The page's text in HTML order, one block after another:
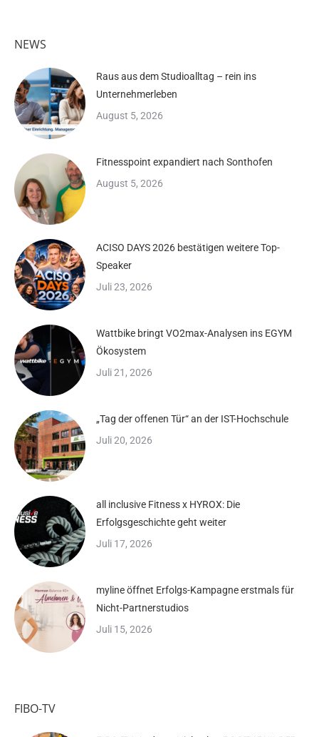
NEWS
Raus aus dem Studioalltag – rein ins
Unternehmerleben
August 5, 2026
Fitnesspoint expandiert nach Sonthofen
August 5, 2026
ACISO DAYS 2026 bestätigen weitere Top-
Speaker
Juli 23, 2026
Wattbike bringt VO2max-Analysen ins EGYM
Ökosystem
Juli 21, 2026
„Tag der offenen Tür“ an der IST-Hochschule
Juli 20, 2026
all inclusive Fitness x HYROX: Die
Erfolgsgeschichte geht weiter
Juli 17, 2026
myline öffnet Erfolgs-Kampagne erstmals für
Nicht-Partnerstudios
Juli 15, 2026
FIBO-TV